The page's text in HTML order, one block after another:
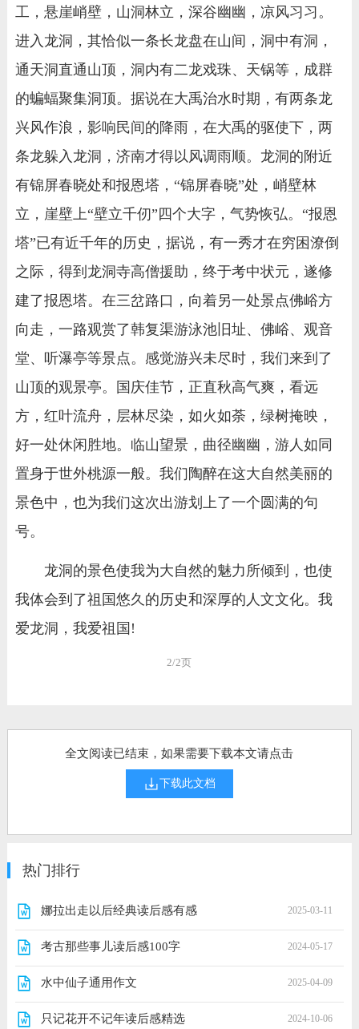
工，悬崖峭壁，山洞林立，深谷幽幽，凉风习习。
进入龙洞，其恰似一条长龙盘在山间，洞中有洞，
通天洞直通山顶，洞内有二龙戏珠、天锅等，成群
的蝙蝠聚集洞顶。据说在大禹治水时期，有两条龙
兴风作浪，影响民间的降雨，在大禹的驱使下，两
条龙躲入龙洞，济南才得以风调雨顺。龙洞的附近
有锦屏春晓处和报恩塔，“锦屏春晓”处，峭壁林
立，崖壁上“壁立千仞”四个大字，气势恢弘。“报恩
塔”已有近千年的历史，据说，有一秀才在穷困潦倒
之际，得到龙洞寺高僧援助，终于考中状元，遂修
建了报恩塔。在三岔路口，向着另一处景点佛峪方
向走，一路观赏了韩复渠游泳池旧址、佛峪、观音
堂、听瀑亭等景点。感觉游兴未尽时，我们来到了
山顶的观景亭。国庆佳节，正直秋高气爽，看远
方，红叶流舟，层林尽染，如火如荼，绿树掩映，
好一处休闲胜地。临山望景，曲径幽幽，游人如同
置身于世外桃源一般。我们陶醉在这大自然美丽的
景色中，也为我们这次出游划上了一个圆满的句
号。
龙洞的景色使我为大自然的魅力所倾到，也使
我体会到了祖国悠久的历史和深厚的人文文化。我
爱龙洞，我爱祖国!
2/2页
全文阅读已结束，如果需要下载本文请点击
下载此文档
热门排行
娜拉出走以后经典读后感有感 2025-03-11
考古那些事儿读后感100字 2024-05-17
水中仙子通用作文 2025-04-09
只记花开不记年读后感精选 2024-10-06